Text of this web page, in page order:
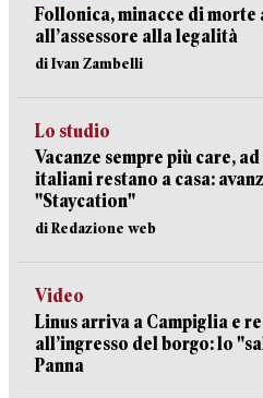
Follonica, minacce di morte
all’assessore alla legalità
di Ivan Zambelli
Lo studio
Vacanze sempre più care,
italiani restano a casa:
"Staycation"
di Redazione web
Video
Linus arriva a Campiglia e
all’ingresso del borgo: lo
Panna